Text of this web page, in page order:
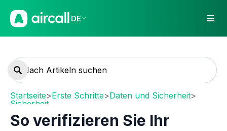
DE
Startseite>Erste Schritte>Daten und Sicherheit>
Sicherheit
So verifizieren Sie Ihr